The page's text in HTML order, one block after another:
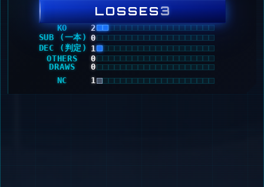
LOSSES3
KO
2
SUB (一本) 0
DEC (判定)
1
OTHERS
0
DRAWS
0
NC
1